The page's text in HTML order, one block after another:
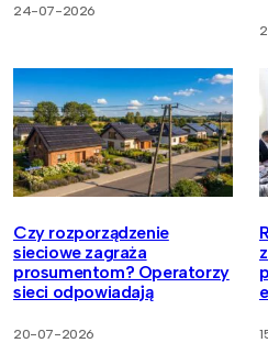
24-07-2026
Czy rozporządzenie
sieciowe zagraża
prosumentom? Operatorzy
sieci odpowiadają
20-07-2026